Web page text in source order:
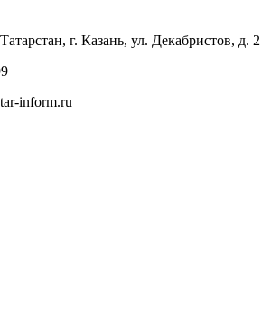
г. Казань, ул. Декабристов, д. 2
inform.ru